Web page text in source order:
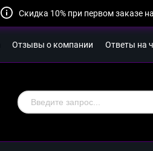
Скидка 10% при первом заказе
Отзывы о компании Ответы на